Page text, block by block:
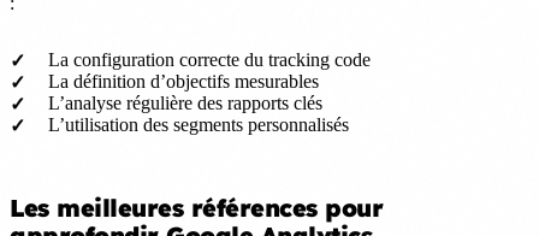
La configuration correcte du tracking code
La définition d’objectifs mesurables
L’analyse régulière des rapports clés
L’utilisation des segments personnalisés
Les meilleures références pour